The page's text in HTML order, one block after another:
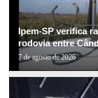
Ipem-SP verifica
rodovia entre
7 de agosto de 2026